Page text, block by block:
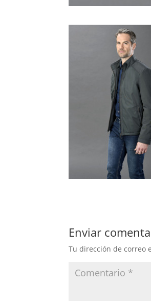
Enviar
Tu dirección de correo